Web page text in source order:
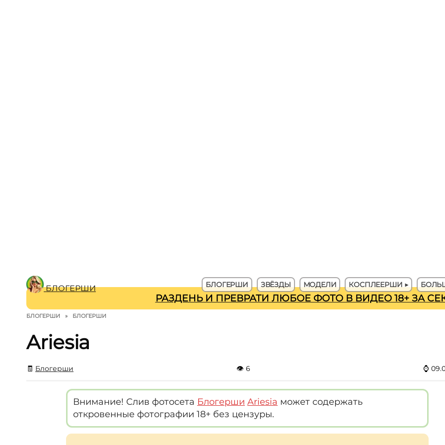
БЛОГЕРШИ БЛОГЕРШИ ЗВЁЗДЫ МОДЕЛИ КОСПЛЕЕРШИ ▶
РАЗДЕНЬ И ПРЕВРАТИ ЛЮБОЕ ФОТО В ВИДЕО 18+ ЗА
БЛОГЕРШИ » БЛОГЕРШИ
Ariesia
🧾 Блогерши 👁 6 ⌚
Внимание! Слив фотосета Блогерши Ariesia может содержать
откровенные фотографии 18+ без цензуры.